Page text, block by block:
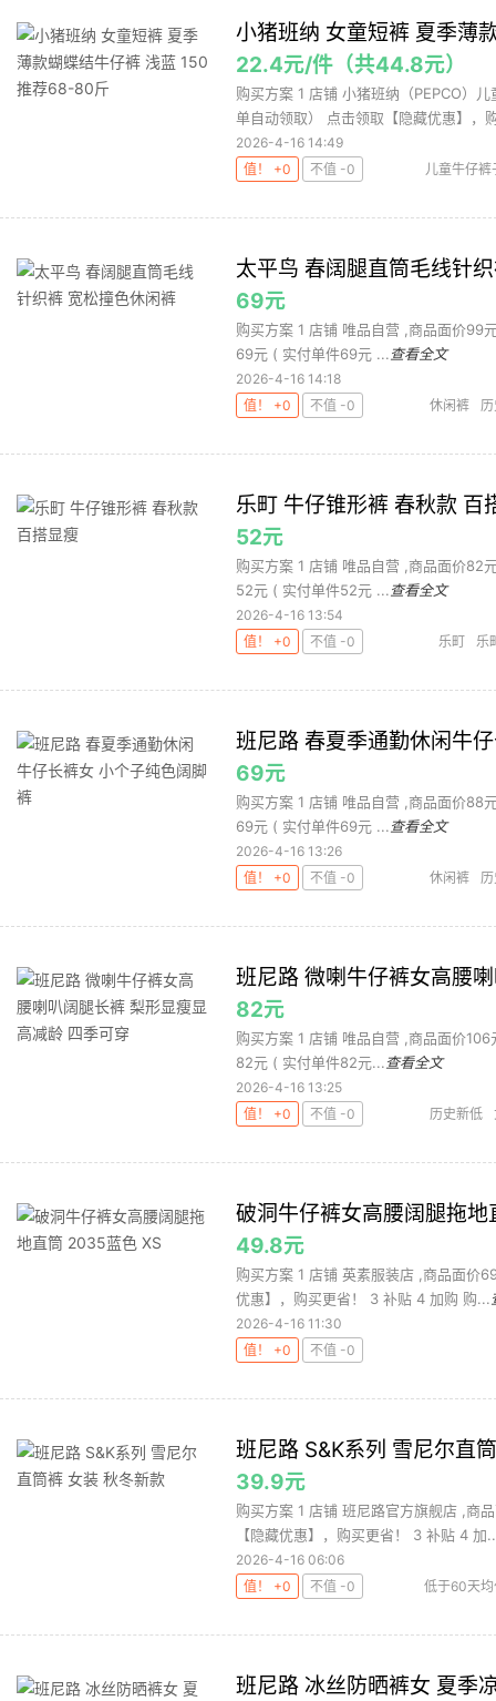
小猪班纳 女童短裤 夏季薄
22.4元/件（共44.8元）
购买方案 1 店铺 小猪班纳（PEPCO）
单自动领取） 点击领取【隐藏优惠】，
2026-4-16 14:49
值！ +0
不值 -0 儿童牛仔裤
太平鸟 春阔腿直筒毛线针
69元
购买方案 1 店铺 唯品自营 ,商品面价99
69元 ( 实付单件69元 ... 查看全文
2026-4-16 14:18
值！ +0
不值 -0 休闲裤
乐町 牛仔锥形裤 春秋款 百
52元
购买方案 1 店铺 唯品自营 ,商品面价82
52元 ( 实付单件52元 ... 查看全文
2026-4-16 13:54
值！ +0
不值 -0 乐町 乐
班尼路 春夏季通勤休闲牛
69元
购买方案 1 店铺 唯品自营 ,商品面价88
69元 ( 实付单件69元 ... 查看全文
2026-4-16 13:26
值！ +0
不值 -0 休闲裤
班尼路 微喇牛仔裤女高腰
82元
购买方案 1 店铺 唯品自营 ,商品面价
82元 ( 实付单件82元... 查看全文
2026-4-16 13:25
值！ +0
不值 -0 历史新低
破洞牛仔裤女高腰阔腿拖
49.8元
购买方案 1 店铺 英素服装店 ,商品面价
优惠】，购买更省！ 3 补贴 4 加购 购...
2026-4-16 11:30
值！ +0
不值 -0
班尼路 S&K系列 雪尼尔直
39.9元
购买方案 1 店铺 班尼路官方旗舰店 ,商
【隐藏优惠】，购买更省！ 3 补贴 4 加
2026-4-16 06:06
值！ +0
不值 -0 低于60天
班尼路 冰丝防晒裤女 夏季